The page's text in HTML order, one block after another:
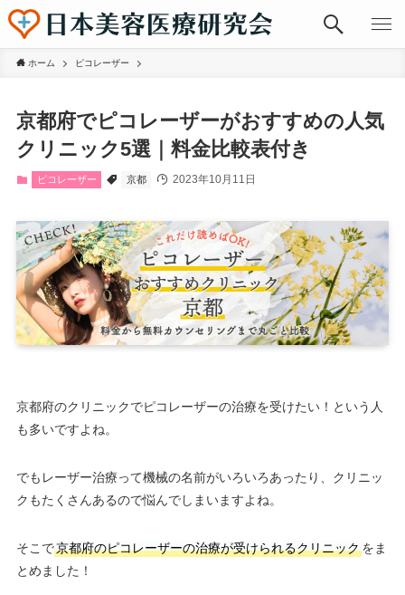
ホーム ピコレーザー
京都府でピコレーザーがおすすめの人気
クリニック5選｜料金比較表付き
ピコレーザー 京都 2023年10月11日
京都府のクリニックでピコレーザーの治療を受けたい！という人
も多いですよね。
でもレーザー治療って機械の名前がいろいろあったり、クリニッ
クもたくさんあるので悩んでしまいますよね。
そこで京都府のピコレーザーの治療が受けられるクリニックをま
とめました！